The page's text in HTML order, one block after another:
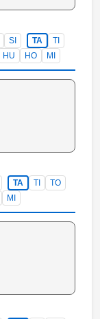
SI TA
TI
HU HO MI
TA TI
TO
MI